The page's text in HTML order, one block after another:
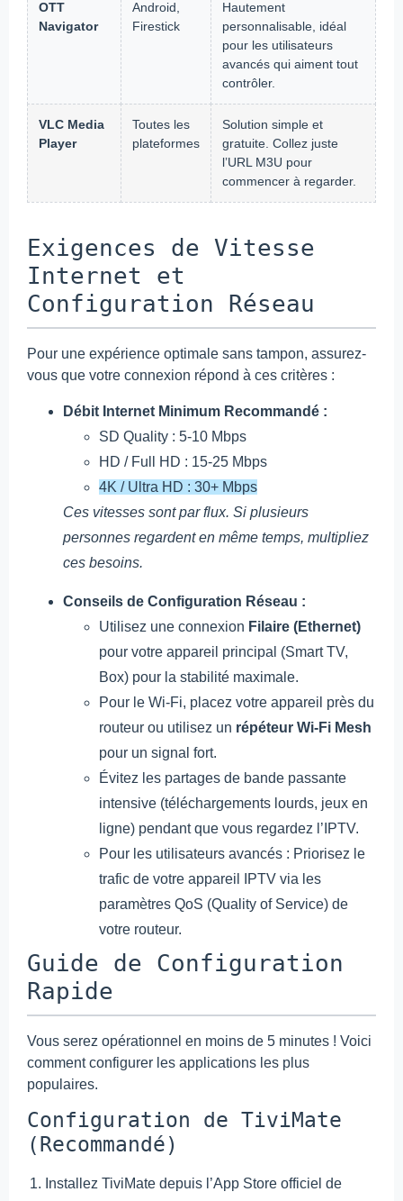
OTT
Navigator
Android,
Firestick
Hautement
personnalisable, idéal
pour les utilisateurs
avancés qui aiment tout
contrôler.
VLC Media
Player
Toutes les
plateformes
Solution simple et
gratuite. Collez juste
l’URL M3U pour
commencer à regarder.
Exigences de Vitesse
Internet et
Configuration Réseau
Pour une expérience optimale sans tampon, assurez-
vous que votre connexion répond à ces critères :
Débit Internet Minimum Recommandé :
SD Quality : 5-10 Mbps
HD / Full HD : 15-25 Mbps
4K / Ultra HD : 30+ Mbps
Ces vitesses sont par flux. Si plusieurs
personnes regardent en même temps, multipliez
ces besoins.
Conseils de Configuration Réseau :
Utilisez une connexion Filaire (Ethernet)
pour votre appareil principal (Smart TV,
Box) pour la stabilité maximale.
Pour le Wi-Fi, placez votre appareil près du
routeur ou utilisez un répéteur Wi-Fi Mesh
pour un signal fort.
Évitez les partages de bande passante
intensive (téléchargements lourds, jeux en
ligne) pendant que vous regardez l’IPTV.
Pour les utilisateurs avancés : Priorisez le
trafic de votre appareil IPTV via les
paramètres QoS (Quality of Service) de
votre routeur.
Guide de Configuration
Rapide
Vous serez opérationnel en moins de 5 minutes ! Voici
comment configurer les applications les plus
populaires.
Configuration de TiviMate
(Recommandé)
Installez TiviMate depuis l’App Store officiel de